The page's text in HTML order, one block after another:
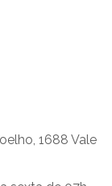
1688 Vale